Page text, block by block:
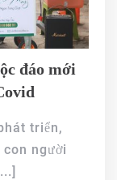
đáo mới
triển,
người